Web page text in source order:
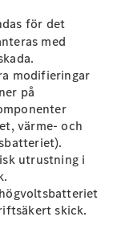
för det
med
modifieringar
på
värme- och
utrustning i
skick.